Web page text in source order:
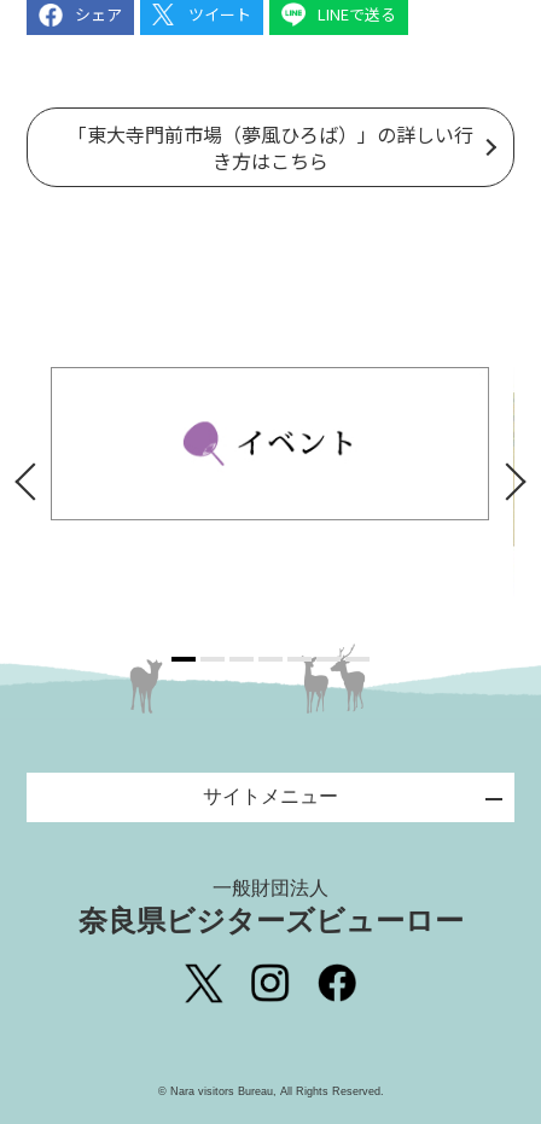
シェア ツイート LINEで送る
「東大寺門前市場（夢風ひろば）」の詳しい行
き方はこちら
サイトメニュー
一般財団法人
奈良県ビジターズビューロー
©️ Nara visitors Bureau, All Rights Reserved.